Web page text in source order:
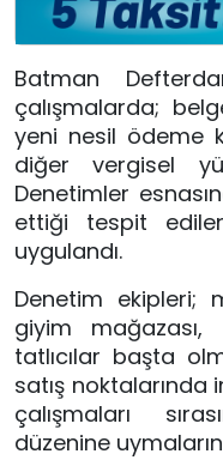
Batman
çalışmalarda;
yeni nesil ödeme
diğer vergisel
Denetimler
ettiği tespit
uygulandı.
Denetim ekipleri;
giyim mağazası,
tatlıcılar başta
satış noktalarında
çalışmaları
düzenine